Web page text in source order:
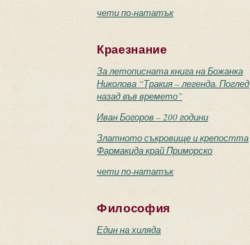
чети по-нататък
Краезнание
За летописната книга на Божанка
Николова “Тракия – легенда. Поглед
назад във времето”
Иван Богоров – 200 години
Златното съкровище и крепостта
Фармакида край Приморско
чети по-нататък
Философия
Един на хиляда